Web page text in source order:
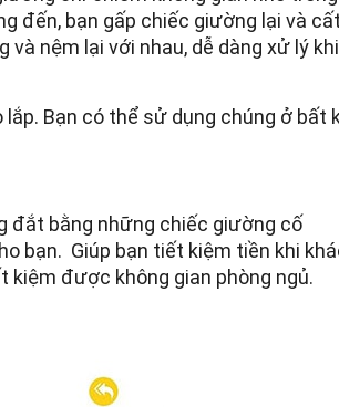
đến, bạn gấp chiếc giường lại và
nệm lại với nhau, dễ dàng xử lý
Bạn có thể sử dụng chúng ở bất
đắt bằng những chiếc giường cố
bạn. Giúp bạn tiết kiệm tiền khi
được không gian phòng ngủ.